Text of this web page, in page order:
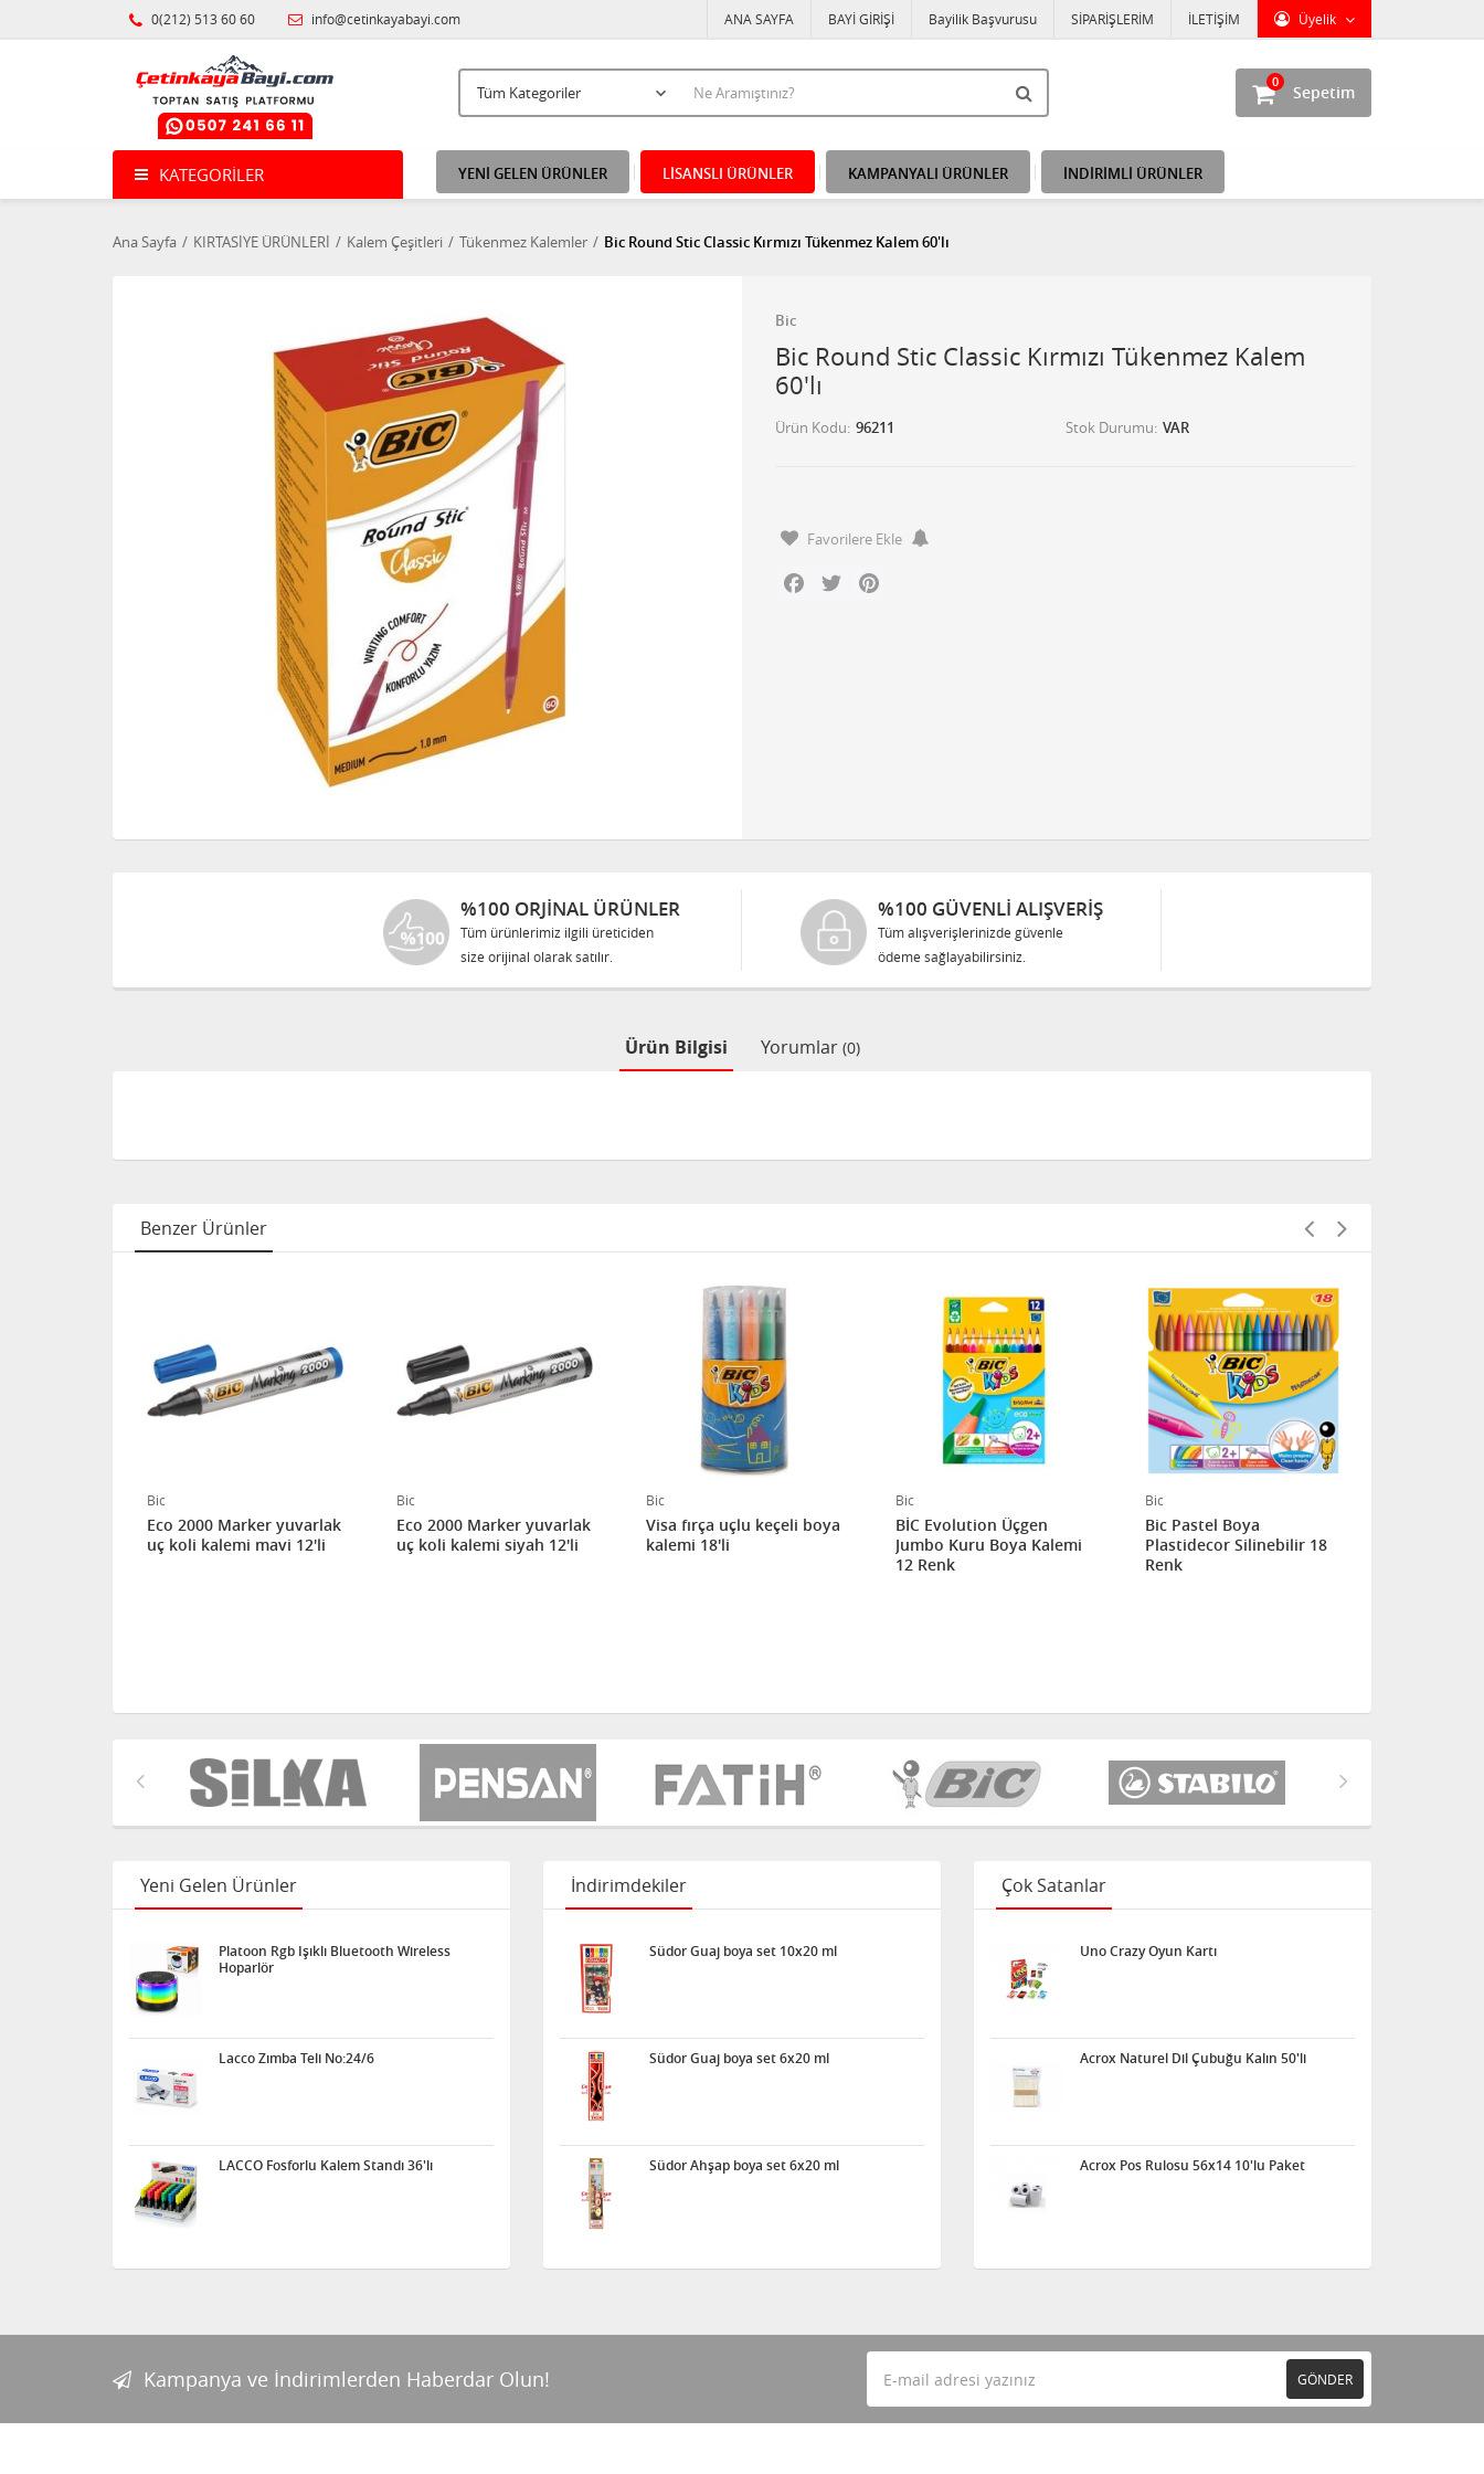
0(212) 513 60 60 info@cetinkayabayi.com Üyelik
ANA SAYFA BAYİ GİRİŞİ Bayilik Başvurusu SİPARİŞLERİM İLETİŞİM
Sepetim
0
KATEGORILER YENİ GELEN ÜRÜNLER LİSANSLI ÜRÜNLER KAMPANYALI ÜRÜNLER İNDİRİMLİ ÜRÜNLER
Ana Sayfa KIRTASİYE ÜRÜNLERİ Kalem Çeşitleri Tükenmez Kalemler Bic Round Stic Classic Kırmızı Tükenmez Kalem 60'lı
Bic
Bic Round Stic Classic Kırmızı Tükenmez Kalem
60'lı
Ürün Kodu 96211 Stok Durumu VAR
Favorilere Ekle
Facebook
Twitter
%100 ORJINAL ÜRÜNLER
Tüm ürünlerimiz ilgili üreticiden
size orijinal olarak satılır.
%100 GÜVENLİ ALIŞVERİŞ
Tüm alışverişlerinizde güvenle
ödeme sağlayabilirsiniz.
Ürün Bilgisi Yorumlar (0)
Benzer Ürünler
Bic
Eco 2000 Marker yuvarlak
uç koli kalemi mavi 12'li
Bic
Eco 2000 Marker yuvarlak
uç koli kalemi siyah 12'li
Bic
Visa fırça uçlu keçeli boya
kalemi 18'li
Bic
BİC Evolution Üçgen
Jumbo Kuru Boya Kalemi
12 Renk
Bic
Bic Pastel Boya
Plastidecor Silinebilir 18
Renk
Yeni Gelen Ürünler
Platoon Rgb Işıklı Bluetooth Wireless
Hoparlör
Lacco Zımba Teli No:24/6
LACCO Fosforlu Kalem Standı 36'lı
İndirimdekiler
Südor Guaj boya set 10x20 ml
Südor Guaj boya set 6x20 ml
Südor Ahşap boya set 6x20 ml
Çok Satanlar
Uno Crazy Oyun Kartı
Acrox Naturel Dil Çubuğu Kalın 50'li
Acrox Pos Rulosu 56x14 10'lu Paket
Kampanya ve İndirimlerden Haberdar Olun! GÖNDER